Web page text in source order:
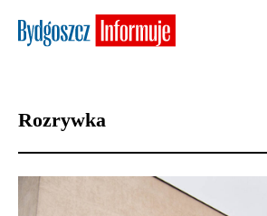
Rozrywka